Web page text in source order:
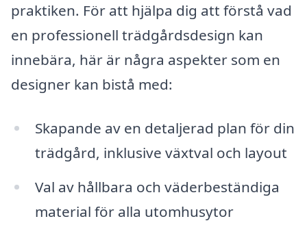
praktiken. För att hjälpa dig att förstå vad
en professionell trädgårdsdesign kan
innebära, här är några aspekter som en
designer kan bistå med:
Skapande av en detaljerad plan för din
trädgård, inklusive växtval och layout
Val av hållbara och väderbeständiga
material för alla utomhusytor